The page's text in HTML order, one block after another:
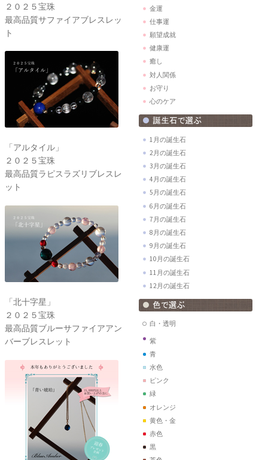
２０２５宝珠
最高品質サファイアブレスレッ
ト
「アルタイル」
２０２５宝珠
最高品質ラピスラズリブレスレ
ット
「北十字星」
２０２５宝珠
最高品質ブルーサファイアアン
バーブレスレット
金運
仕事運
願望成就
健康運
癒し
対人関係
お守り
心のケア
1月の誕生石
2月の誕生石
3月の誕生石
4月の誕生石
5月の誕生石
6月の誕生石
7月の誕生石
8月の誕生石
9月の誕生石
10月の誕生石
11月の誕生石
12月の誕生石
白・透明
紫
青
水色
ピンク
緑
オレンジ
黄色・金
赤色
黒